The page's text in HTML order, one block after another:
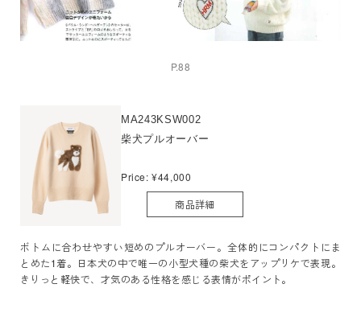
P.88
MA243KSW002
柴犬プルオーバー
Price: ¥44,000
商品詳細
ボトムに合わせやすい短めのプルオーバー。全体的にコンパクトにま
とめた1着。日本犬の中で唯一の小型犬種の柴犬をアップリケで表現。
きりっと軽快で、才気のある性格を感じる表情がポイント。